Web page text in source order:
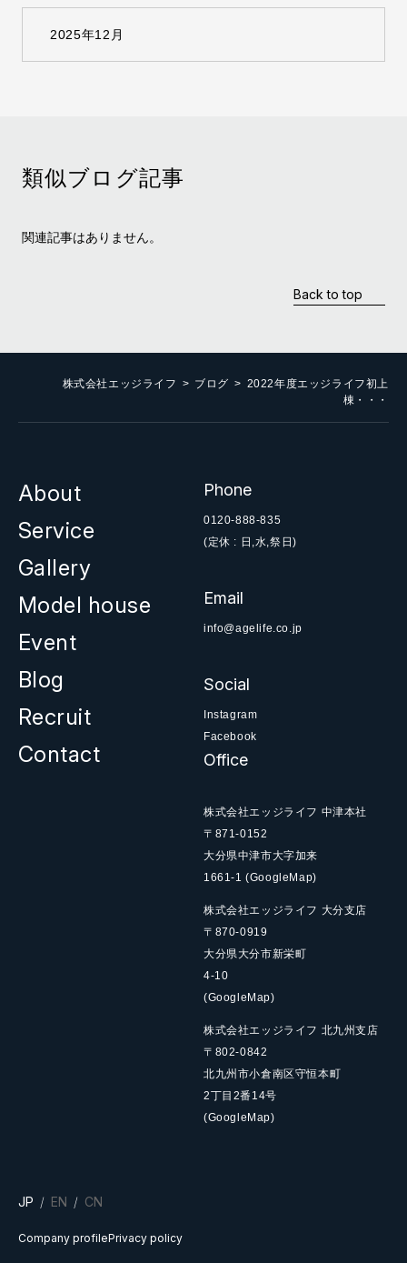
類似ブログ記事
関連記事はありません。
Back to top
株式会社エッジライフ ブログ
2022年度エッジライフ初上
棟・・・
About
Service
Gallery
Model house
Event
Blog
Recruit
Contact
Phone
0120-888-835
(定休 : 日,水,祭日)
Email
info@agelife.co.jp
Social
Instagram
Facebook
Office
株式会社エッジライフ 中津本社
〒871-0152
大分県中津市大字加来
1661-1(GoogleMap)
株式会社エッジライフ 大分支店
〒870-0919
大分県大分市新栄町
4-10
(GoogleMap)
株式会社エッジライフ 北九州支店
〒802-0842
北九州市小倉南区守恒本町
2丁目2番14号
(GoogleMap)
JP EN CN
Company profilePrivacy policy